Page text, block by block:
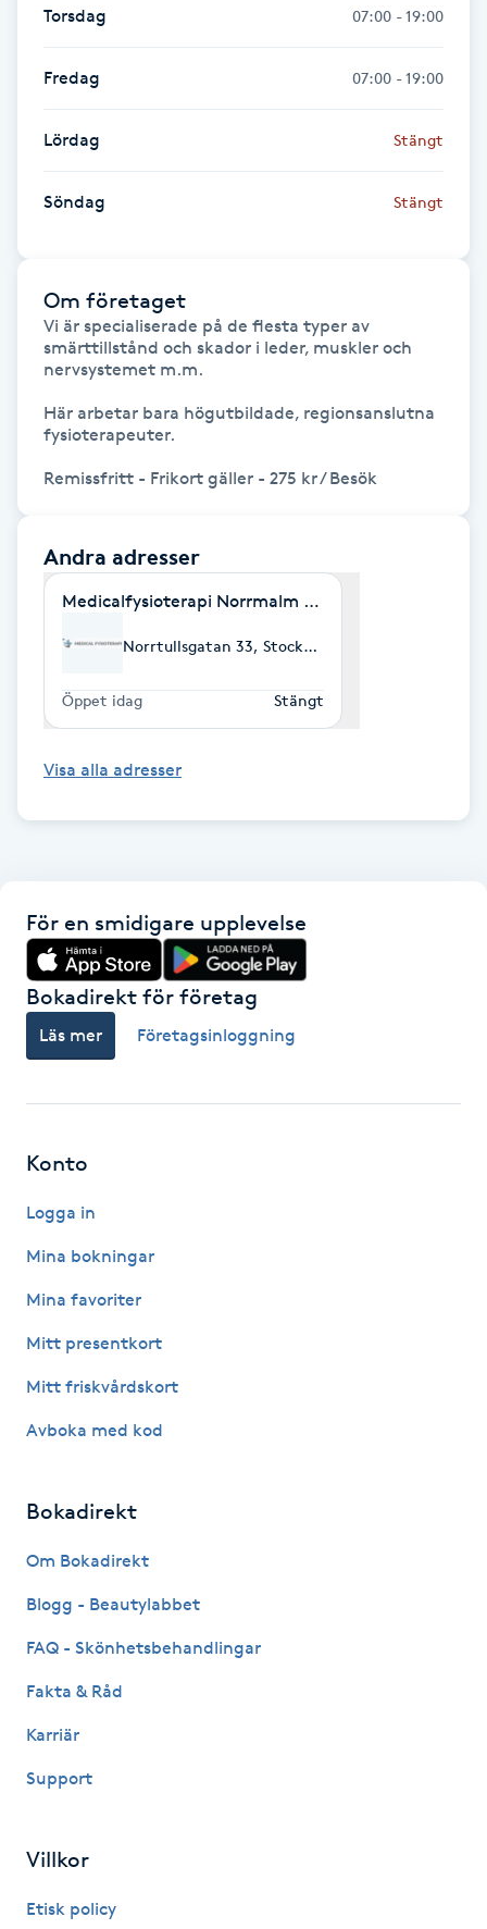
Frisör
Funktionsanalys
Färgning
Föning
G
Gel naglar
Gelenaglar
Gellack
Gravidmassage
Gruppträning
Gua Sha-massage
Healing
HIFU
Hollywood Peel
Hot yoga
Huduppstramning
Hudvård
Torsdag 07:00 - 19:00
Fredag 07:00 - 19:00
Lördag Stängt
Söndag Stängt
Om företaget
Vi är specialiserade på de flesta typer av
smärttillstånd och skador i leder, muskler och
nervsystemet m.m.
Här arbetar bara högutbildade, regionsanslutna
fysioterapeuter.
Remissfritt - Frikort gäller - 275 kr / Besök
Andra adresser
Medicalfysioterapi Norrmalm /
Norrtullsgatan 33, Stockholm
Öppet idag Stängt
Visa alla adresser
För en smidigare upplevelse
Bokadirekt för företag
Läs mer Företagsinloggning
Konto
Logga in
Mina bokningar
Mina favoriter
Mitt presentkort
Mitt friskvårdskort
Avboka med kod
Bokadirekt
Om Bokadirekt
Blogg - Beautylabbet
FAQ - Skönhetsbehandlingar
Fakta & Råd
Karriär
Support
Villkor
Etisk policy